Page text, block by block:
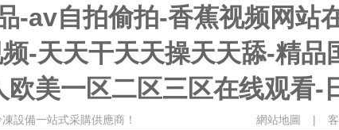
-av自拍偷拍-香蕉视频网站
-天天干天天操天天舔-精品
美一区二区三区在线观看-
網站地圖 |
設備一站式采購供應商！